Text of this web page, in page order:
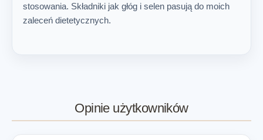
stosowania. Składniki jak głóg i selen pasują do moich
zaleceń dietetycznych.
Opinie użytkowników